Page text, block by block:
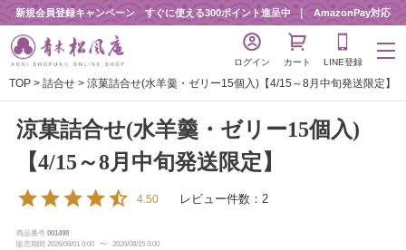
新規会員登録キャンペーン すぐに使える300ポイント進呈中 AmazonPay対応
ログイン カート LINE登録
TOP 詰合せ 涼菓詰合せ(水羊羹・ゼリー15個入)【4/15～8月中旬発送限定】
涼菓詰合せ(水羊羹・ゼリー15個入)
【4/15～8月中旬発送限定】
4.50 レビュー件数：2
商品番号 001498
販売期間 2026/06/01 0:00 〜 2026/08/15 0:00